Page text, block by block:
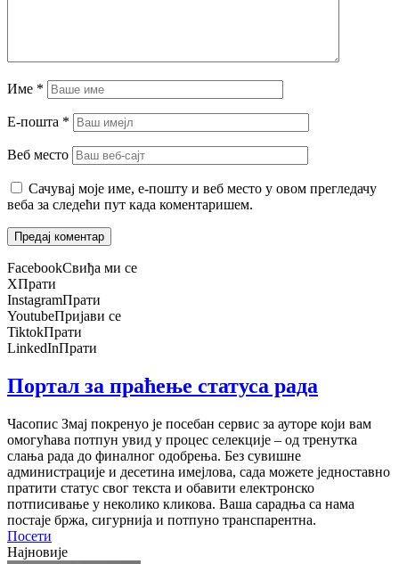
Име *
Е-пошта *
Веб место
Сачувај моје име, е-пошту и веб место у овом прегледачу
веба за следећи пут када коментаришем.
FacebookСвиђа ми се
XПрати
InstagramПрати
YoutubeПријави се
TiktokПрати
LinkedInПрати
Портал за праћење статуса рада
Часопис Змај покренуо је посебан сервис за ауторе који вам
омогућава потпун увид у процес селекције – од тренутка
слања рада до финалног одобрења. Без сувишне
администрације и десетина имејлова, сада можете једноставно
пратити статус свог текста и обавити електронско
потписивање у неколико кликова. Ваша сарадња са нама
постаје бржа, сигурнија и потпуно транспарентна.
Посети
Најновије